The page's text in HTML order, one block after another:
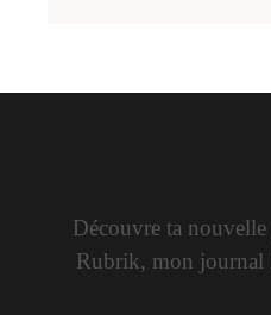
Découvre ta nouvelle
Rubrik, mon